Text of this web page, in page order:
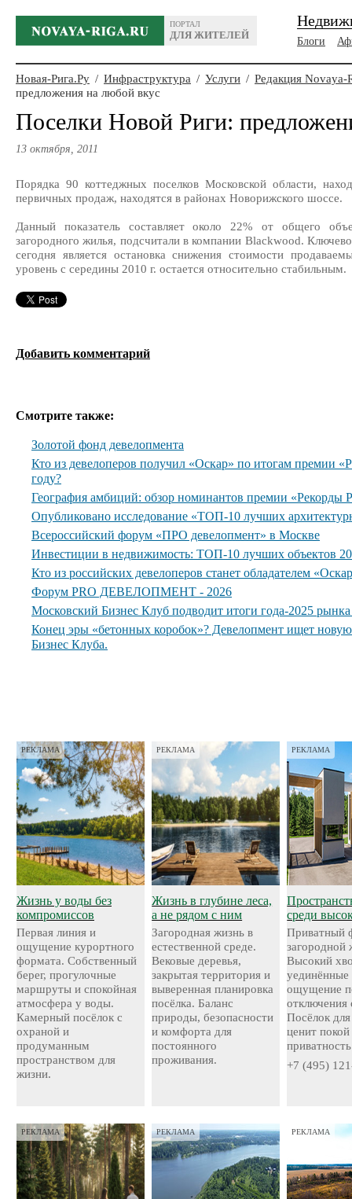
ПОРТАЛ
ДЛЯ ЖИТЕЛЕЙ
Блоги
Новая-Рига.Ру / Инфраструктура / Услуги / Редакция Novaya-
предложения на любой вкус
Поселки Новой Риги:
13 октября, 2011
Порядка 90 коттеджных поселков Московской области,
первичных продаж, находятся в районах Новорижского шоссе.
Данный показатель составляет около 22% от общего
загородного жилья, подсчитали в компании Blackwood.
сегодня является остановка снижения стоимости
уровень с середины 2010 г. остается относительно стабильным.
Добавить комментарий
Смотрите также:
Золотой фонд девелопмента
Кто из девелоперов получил «Оскар» по итогам премии
году?
География амбиций: обзор номинантов премии
Опубликовано исследование «ТОП-10 лучших
Всероссийский форум «ПРО девелопмент» в Москве
Инвестиции в недвижимость: ТОП-10 лучших объектов
Кто из российских девелоперов станет обладателем
Форум PRO ДЕВЕЛОПМЕНТ - 2026
Московский Бизнес Клуб подводит итоги года-2025
Конец эры «бетонных коробок»? Девелопмент ищет
Бизнес Клуба.
РЕКЛАМА
Жизнь у воды без
компромиссов
Первая линия и
ощущение курортного
формата. Собственный
берег, прогулочные
маршруты и спокойная
атмосфера у воды.
Камерный посёлок с
охраной и
продуманным
пространством для
жизни.
РЕКЛАМА
Жизнь в глубине леса,
а не рядом с ним
Загородная жизнь в
естественной среде.
Вековые деревья,
закрытая территория и
выверенная планировка
посёлка. Баланс
природы, безопасности
и комфорта для
постоянного
проживания.
РЕКЛАМА
среди
Приватный
загородной
Высокий
уединённые
ощущение
отключения
Посёлок
ценит
приватность
+7 (495)
РЕКЛАМА РЕКЛАМА РЕКЛАМА